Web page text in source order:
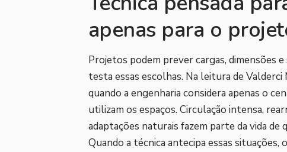
apenas para o
Projetos podem prever cargas, dimensões
testa essas escolhas. Na leitura de
quando a engenharia considera apenas o
utilizam os espaços. Circulação intensa,
adaptações naturais fazem parte da vida de
Quando a técnica antecipa essas situações,